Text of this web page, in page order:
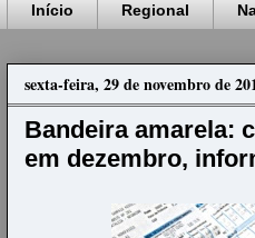
Início Regional
sexta-feira, 29 de novembro de
Bandeira amarela:
em dezembro,